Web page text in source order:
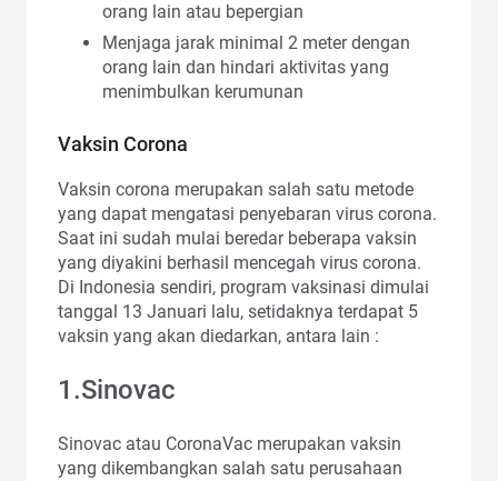
orang lain atau bepergian
Menjaga jarak minimal 2 meter dengan
orang lain dan hindari aktivitas yang
menimbulkan kerumunan
Vaksin Corona
Vaksin corona merupakan salah satu metode
yang dapat mengatasi penyebaran virus corona.
Saat ini sudah mulai beredar beberapa vaksin
yang diyakini berhasil mencegah virus corona.
Di Indonesia sendiri, program vaksinasi dimulai
tanggal 13 Januari lalu, setidaknya terdapat 5
vaksin yang akan diedarkan, antara lain :
1.Sinovac
Sinovac atau CoronaVac merupakan vaksin
yang dikembangkan salah satu perusahaan